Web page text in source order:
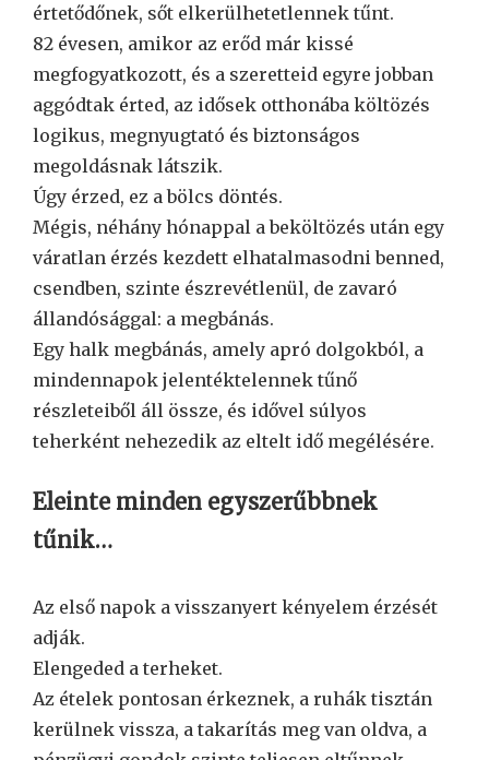
értetődőnek, sőt elkerülhetetlennek tűnt.
82 évesen, amikor az erőd már kissé
megfogyatkozott, és a szeretteid egyre jobban
aggódtak érted, az idősek otthonába költözés
logikus, megnyugtató és biztonságos
megoldásnak látszik.
Úgy érzed, ez a bölcs döntés.
Mégis, néhány hónappal a beköltözés után egy
váratlan érzés kezdett elhatalmasodni benned,
csendben, szinte észrevétlenül, de zavaró
állandósággal: a megbánás.
Egy halk megbánás, amely apró dolgokból, a
mindennapok jelentéktelennek tűnő
részleteiből áll össze, és idővel súlyos
teherként nehezedik az eltelt idő megélésére.
Eleinte minden egyszerűbbnek
tűnik…
Az első napok a visszanyert kényelem érzését
adják.
Elengeded a terheket.
Az ételek pontosan érkeznek, a ruhák tisztán
kerülnek vissza, a takarítás meg van oldva, a